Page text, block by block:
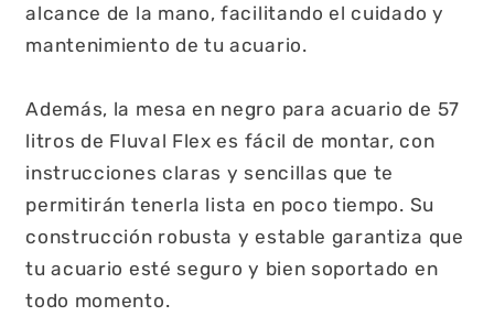
alcance de la mano, facilitando el cuidado y
mantenimiento de tu acuario.
Además, la mesa en negro para acuario de 57
litros de Fluval Flex es fácil de montar, con
instrucciones claras y sencillas que te
permitirán tenerla lista en poco tiempo. Su
construcción robusta y estable garantiza que
tu acuario esté seguro y bien soportado en
todo momento.